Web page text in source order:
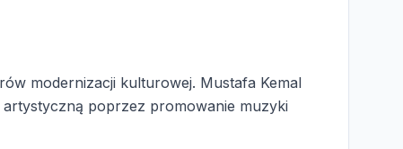
modernizacji kulturowej. Mustafa Kemal
poprzez promowanie muzyki